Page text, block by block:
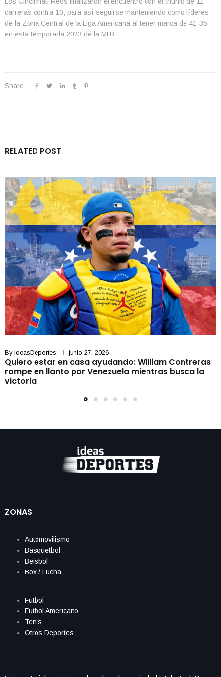
Los Cincinnati Reds finalizaron el encuentro con el triunfo de 11
carreras contra 10, para así seguirse manteniendo como líderes
de la Zona Central de la Liga Americana al tener marca de 41-35
en esta temporada 2023 de la MLB.
Share:
RELATED POST
By IdeasDeportes junio 27, 2026
Quiero estar en casa ayudando: William Contreras
rompe en llanto por Venezuela mientras busca la
victoria
ZONAS
Automovilismo
Basquetbol
Beisbol
Box / Lucha
Futbol
Futbol Americano
Tenis
Otros Deportes